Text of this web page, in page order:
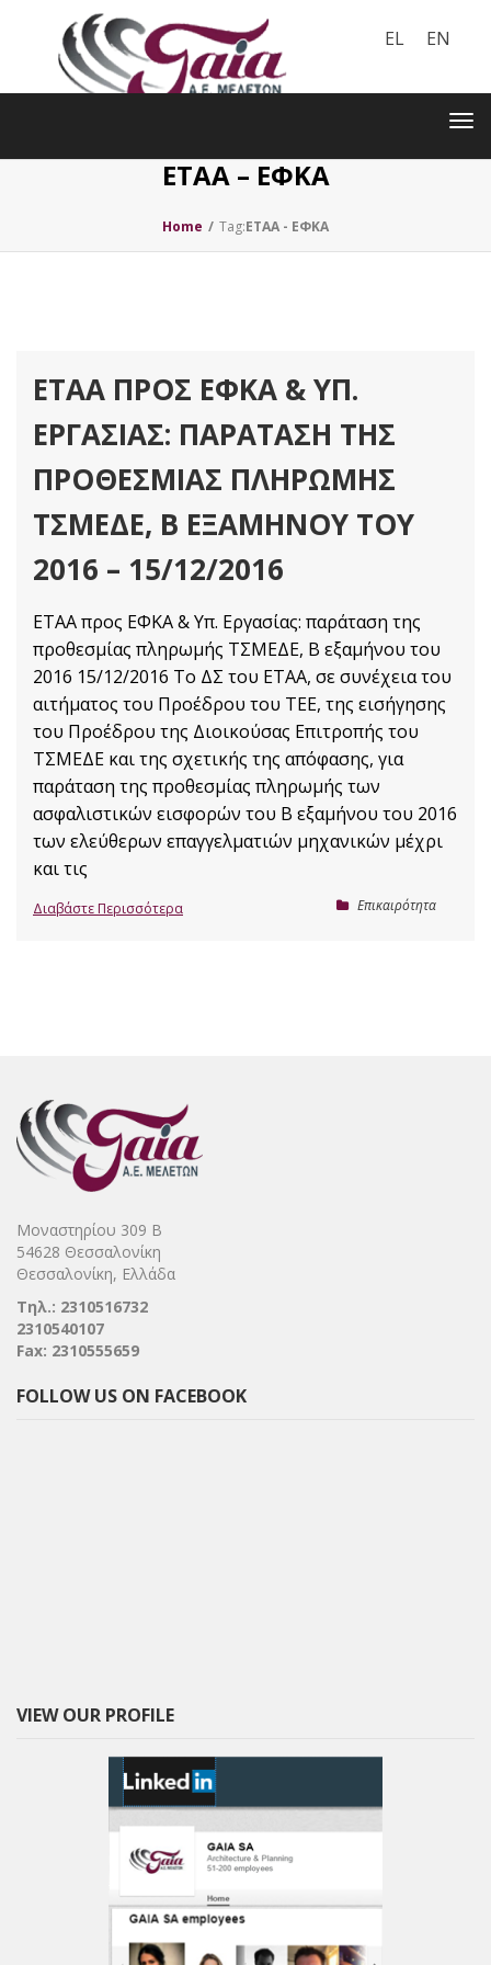
EL EN
ΕΤΑΑ – ΕΦΚΑ
Home / Tag:ΕΤΑΑ - ΕΦΚΑ
ΕΤΑΑ ΠΡΟΣ ΕΦΚΑ & ΥΠ.
ΕΡΓΑΣΊΑΣ: ΠΑΡΆΤΑΣΗ ΤΗΣ
ΠΡΟΘΕΣΜΊΑΣ ΠΛΗΡΩΜΉΣ
ΤΣΜΕΔΕ, Β ΕΞΑΜΉΝΟΥ ΤΟΥ
2016 – 15/12/2016
ΕΤΑΑ προς ΕΦΚΑ & Υπ. Εργασίας: παράταση της
προθεσμίας πληρωμής ΤΣΜΕΔΕ, Β εξαμήνου του
2016 15/12/2016 Το ΔΣ του ΕΤΑΑ, σε συνέχεια του
αιτήματος του Προέδρου του ΤΕΕ, της εισήγησης
του Προέδρου της Διοικούσας Επιτροπής του
ΤΣΜΕΔΕ και της σχετικής της απόφασης, για
παράταση της προθεσμίας πληρωμής των
ασφαλιστικών εισφορών του Β εξαμήνου του 2016
των ελεύθερων επαγγελματιών μηχανικών μέχρι
και τις
Επικαιρότητα
Διαβάστε Περισσότερα
Μοναστηρίου 309 Β
54628 Θεσσαλονίκη
Θεσσαλονίκη, Ελλάδα
Τηλ.: 2310516732
2310540107
Fax: 2310555659
FOLLOW US ON FACEBOOK
VIEW OUR PROFILE